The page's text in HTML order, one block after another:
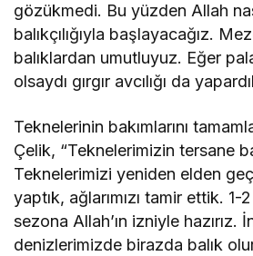
gözükmedi. Bu yüzden Allah
balıkçılığıyla başlayacağız.
balıklardan umutluyuz. Eğer
olsaydı gırgır avcılığı da
Teknelerinin bakımlarını
Çelik, “Teknelerimizin tersane
Teknelerimizi yeniden elden
yaptık, ağlarımızı tamir ettik.
sezona Allah’ın izniyle hazırız.
denizlerimizde birazda balık